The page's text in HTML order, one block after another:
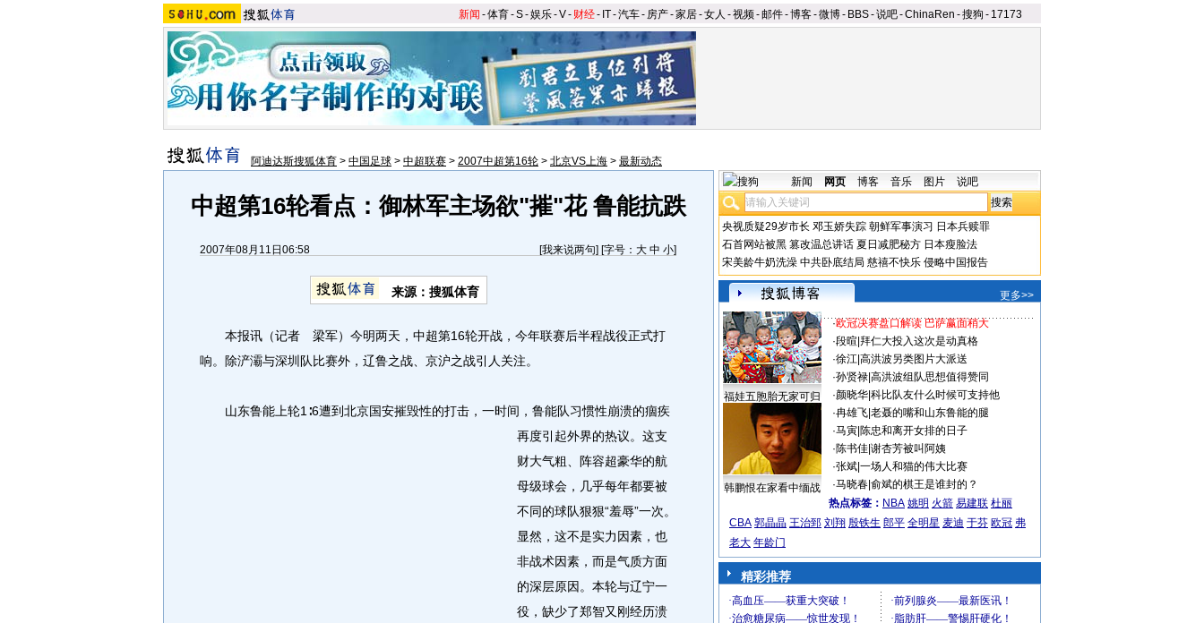
新闻 -体育-S-娱乐-V- 财经- IT-汽车- 房产-家居-女人 -视频-邮件-博客-微博- BBS-说吧-ChinaRen -搜狗 - 17173
阿迪达斯搜狐体育 > 中国足球 > 中超联赛 > 2007中超第16轮 > 北京VS上海 > 最新动态
中超第16轮看点：御林军主场欲"摧"花 鲁能抗跌
2007年08月11日06:58 [我来说两句] [字号： 大 中 小]
来源：搜狐体育
本报讯（记者 梁军）今明两天，中超第16轮开战，今年联赛后半程战役正式打
响。除浐灞与深圳队比赛外，辽鲁之战、京沪之战引人关注。
山东鲁能上轮1∶6遭到北京国安摧毁性的打击，一时间，鲁能队习惯性崩溃的痼疾
再度引起外界的热议。 这支
财大气粗、阵容超豪华的航
母级球会，几乎每年都要被
不同的球队狠狠“羞辱”一次。
显然，这不是实力因素，也
非战术因素，而是气质方面
的深层原因。本轮与辽宁一
役，缺少了郑智又刚经历溃
新闻 网页 博客 音乐 图片 说吧
央视质疑29岁市长 邓玉娇失踪 朝鲜军事演习 日本兵赎罪
石首网站被黑 篡改温总讲话 夏日减肥秘方 日本瘦脸法
宋美龄牛奶洗澡 中共卧底结局 慈禧不快乐 侵略中国报告
更多>>
福娃五胞胎无家可归
韩鹏恨在家看中缅战
·欧冠决赛盘口解读 巴萨赢面稍大
·段暄 拜仁大投入这次是动真格
·徐江| 高洪波另类图片大派送
·孙贤禄| 高洪波组队思想值得赞同
·颜晓华| 科比队友什么时候可支持他
·冉雄飞| 老聂的嘴和山东鲁能的腿
·马寅| 陈忠和离开女排的日子
·陈书佳| 谢杏芳被叫阿姨
·张斌| 一场人和猫的伟大比赛
·马晓春| 俞斌的棋王是谁封的？
热点标签： NBA 姚明 火箭 易建联 杜丽
CBA 郭晶晶 王治郅 刘翔 殷铁生 郎平 全明星 麦迪 于芬 欧冠 弗
老大 年龄门
精彩推荐